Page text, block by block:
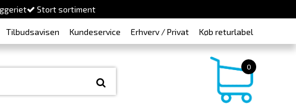
Stort sortiment
Tilbudsavisen Kundeservice Erhverv / Privat Køb returlabel
0